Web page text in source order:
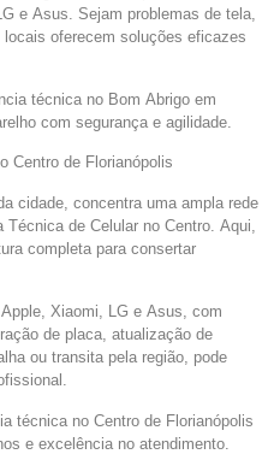
e Asus. Sejam problemas de tela,
oferecem soluções eficazes
técnica no Bom Abrigo em
com segurança e agilidade.
Centro de Florianópolis
cidade, concentra uma ampla rede
de Celular no Centro. Aqui,
completa para consertar
Xiaomi, LG e Asus, com
de placa, atualização de
ou transita pela região, pode
técnica no Centro de Florianópolis
e excelência no atendimento.